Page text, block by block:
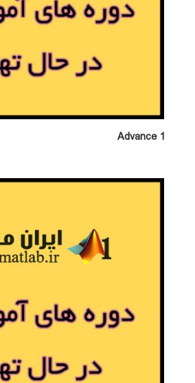
Advance 1